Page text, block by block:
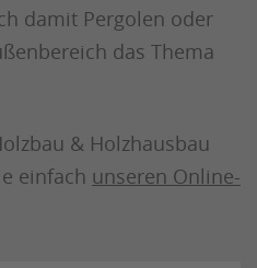
damit Pergolen oder
das Thema
& Holzhausbau
einfach unseren Online-